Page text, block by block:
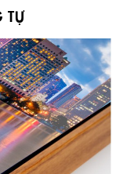
TỰ